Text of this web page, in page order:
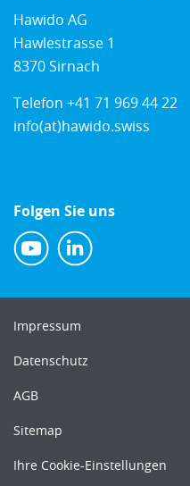
Hawido AG
Hawlestrasse 1
8370 Sirnach
Telefon +41 71 969 44 22
info(at)hawido.swiss
Folgen Sie uns
Impressum
Datenschutz
AGB
Sitemap
Ihre Cookie-Einstellungen